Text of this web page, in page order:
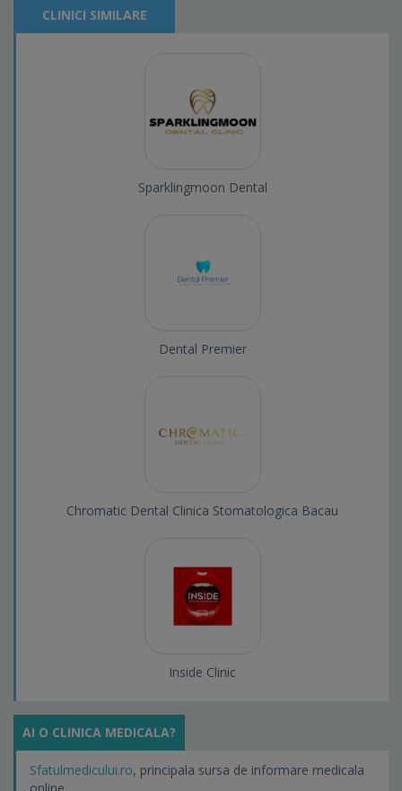
CLINICI SIMILARE
Sparklingmoon Dental
Dental Premier
Chromatic Dental Clinica Stomatologica Bacau
Inside Clinic
AI O CLINICA MEDICALA?
Sfatulmedicului.ro, principala sursa de informare medicala